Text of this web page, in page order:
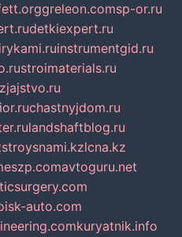
greleon.comsp-or.ru
detkiexpert.ru
instrumentgid.ru
stroimaterials.ru
chastnyjdom.ru
landshaftblog.ru
stroysnami.kzlcna.kz
avtoguru.net
auto.com
kuryatnik.info